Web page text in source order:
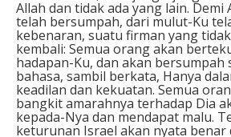
Allah dan tidak ada yang lain. Demi
telah bersumpah, dari mulut-Ku
kebenaran, suatu firman yang
kembali: Semua orang akan
hadapan-Ku, dan akan bersumpah
bahasa, sambil berkata, Hanya
keadilan dan kekuatan. Semua
bangkit amarahnya terhadap Dia
kepada-Nya dan mendapat malu.
keturunan Israel akan nyata benar